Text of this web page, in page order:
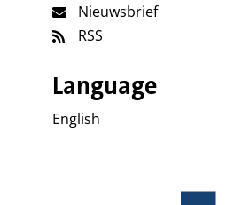
Nieuwsbrief
RSS
Language
English